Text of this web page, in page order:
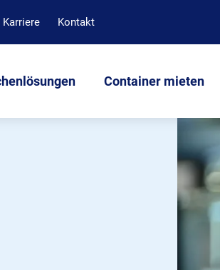
Karriere Kontakt
Container mieten